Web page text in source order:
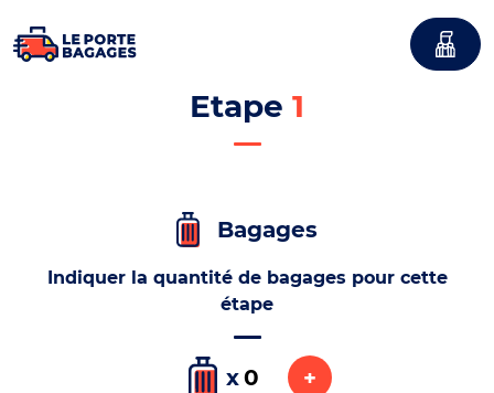
Etape 1
Bagages
Indiquer la quantité de bagages pour cette
étape
x +